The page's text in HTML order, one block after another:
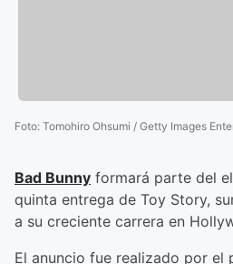
Foto: Tomohiro Ohsumi / Getty Images
Bad Bunny formará parte del
quinta entrega de Toy Story,
a su creciente carrera en
El anuncio fue realizado por el